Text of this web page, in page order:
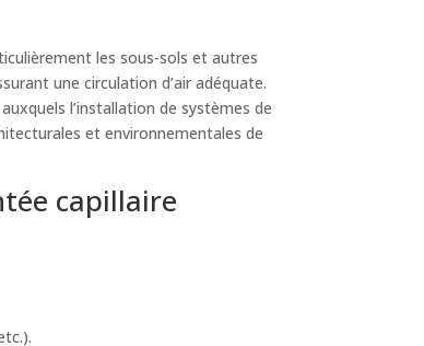
les sous-sols et autres
une circulation d’air adéquate.
l’installation de systèmes de
et environnementales de
capillaire